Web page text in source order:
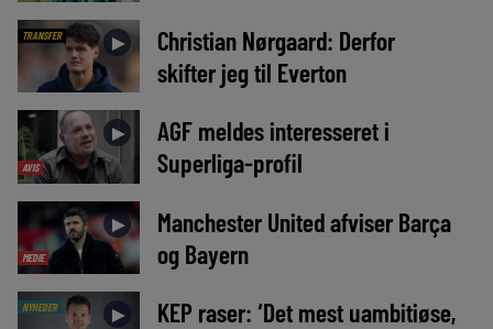
TRANSFER ►
Christian Nørgaard: Derfor
skifter jeg til Everton
AVIS
►
AGF meldes interesseret i
Superliga-profil
MEDIE
►
Manchester United afviser Barça
og Bayern
NYHEDER ►
KEP raser: ‘Det mest uambitiøse,